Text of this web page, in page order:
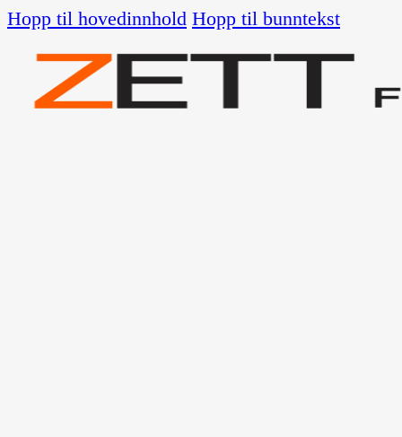
Hopp til hovedinnhold Hopp til bunntekst